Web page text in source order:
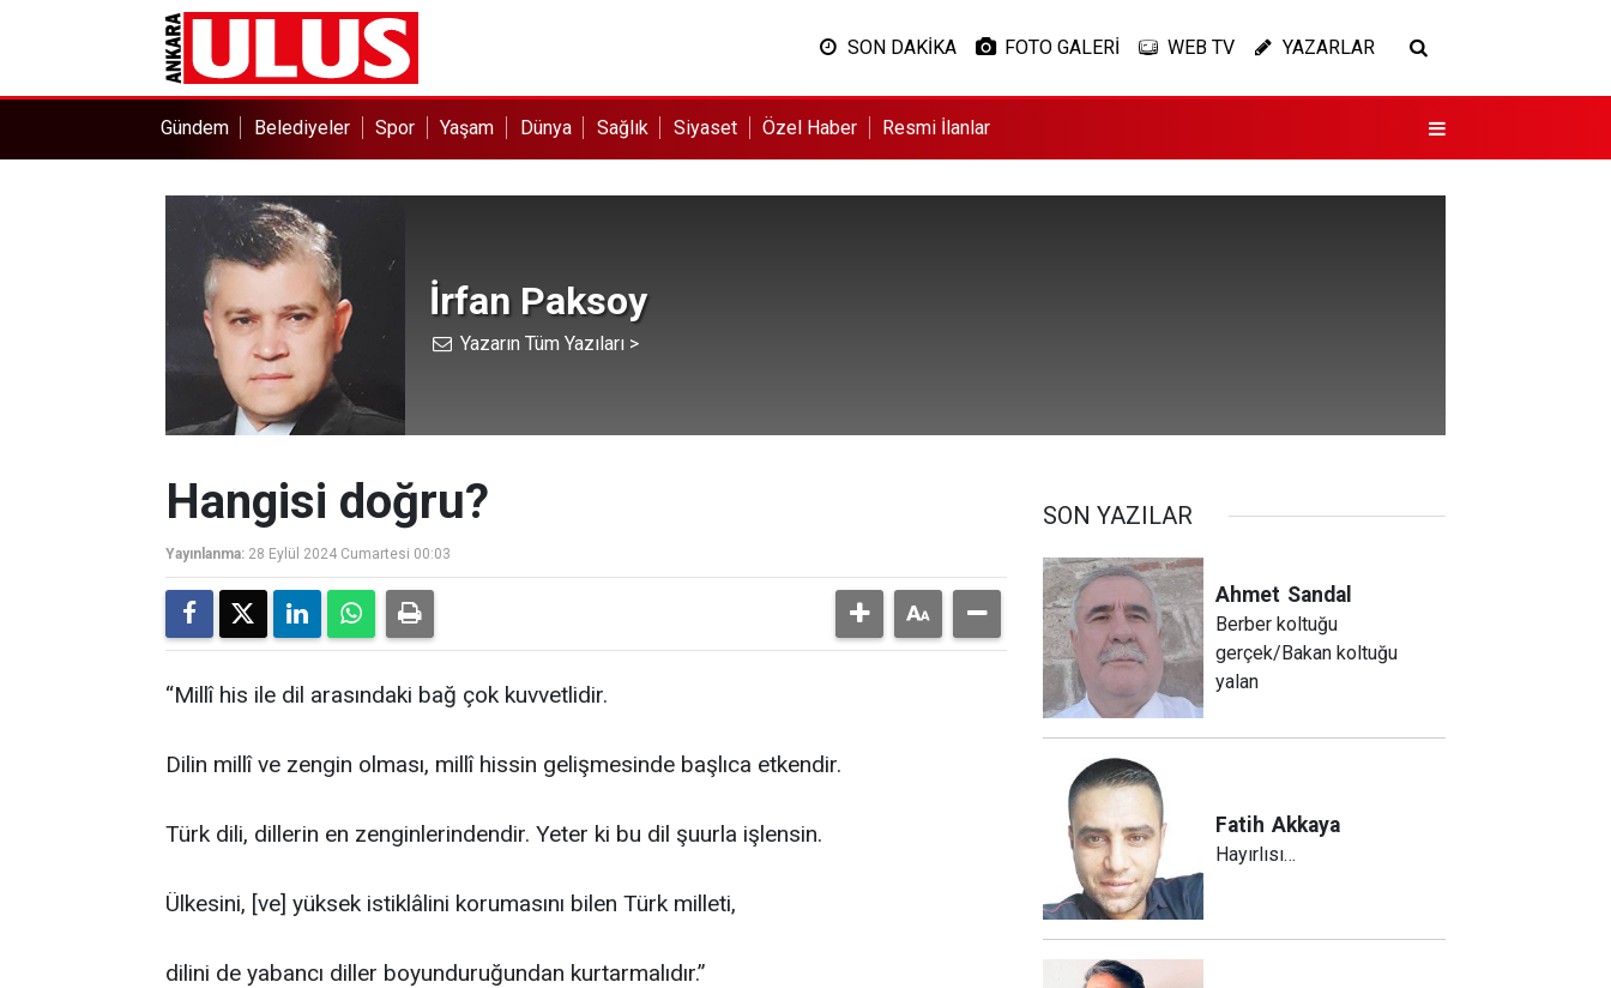
SON DAKİKA FOTO GALERİ WEB TV YAZARLAR
Gündem Belediyeler Spor Yaşam Dünya Sağlık Siyaset Özel Haber Resmi İlanlar
İrfan Paksoy
Yazarın Tüm Yazıları >
Hangisi doğru?
Yayınlanma: 28 Eylül 2024 Cumartesi 00:03
“Millî his ile dil arasındaki bağ çok kuvvetlidir.
Dilin millî ve zengin olması, millî hissin gelişmesinde başlıca etkendir.
Türk dili, dillerin en zenginlerindendir. Yeter ki bu dil şuurla işlensin.
Ülkesini, [ve] yüksek istiklâlini korumasını bilen Türk milleti,
dilini de yabancı diller boyunduruğundan kurtarmalıdır.”
SON YAZILAR
Ahmet Sandal
Berber koltuğu
gerçek/Bakan koltuğu
yalan
Fatih Akkaya
Hayırlısı…